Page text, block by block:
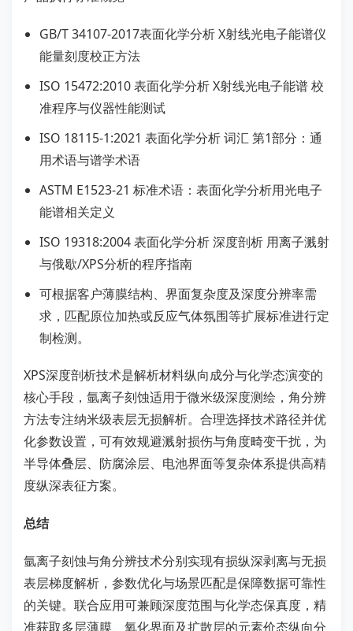
GB/T 34107-2017表面化学分析 X射线光电子能谱仪
能量刻度校正方法
ISO 15472:2010 表面化学分析 X射线光电子能谱 校
准程序与仪器性能测试
ISO 18115-1:2021 表面化学分析 词汇 第1部分：通
用术语与谱学术语
ASTM E1523-21 标准术语：表面化学分析用光电子
能谱相关定义
ISO 19318:2004 表面化学分析 深度剖析 用离子溅射
与俄歇/XPS分析的程序指南
可根据客户薄膜结构、界面复杂度及深度分辨率需
求，匹配原位加热或反应气体氛围等扩展标准进行定
制检测。
XPS深度剖析技术是解析材料纵向成分与化学态演变的
核心手段，氩离子刻蚀适用于微米级深度测绘，角分辨
方法专注纳米级表层无损解析。合理选择技术路径并优
化参数设置，可有效规避溅射损伤与角度畸变干扰，为
半导体叠层、防腐涂层、电池界面等复杂体系提供高精
度纵深表征方案。
总结
氩离子刻蚀与角分辨技术分别实现有损纵深剥离与无损
表层梯度解析，参数优化与场景匹配是保障数据可靠性
的关键。联合应用可兼顾深度范围与化学态保真度，精
准获取多层薄膜、氧化界面及扩散层的元素价态纵向分